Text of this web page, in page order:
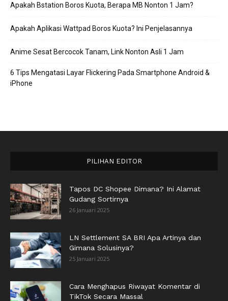
Apakah Bstation Boros Kuota, Berapa MB Nonton 1 Jam?
Apakah Aplikasi Wattpad Boros Kuota? Ini Penjelasannya
Anime Sesat Bercocok Tanam, Link Nonton Asli 1 Jam
6 Tips Mengatasi Layar Flickering Pada Smartphone Android &
iPhone
PILIHAN EDITOR
Tapos DC Shopee Dimana? Ini Alamat
Gudang Sortirnya
26 Januari 2025
LN Settlement SA BRI Apa Artinya dan
Gimana Solusinya?
25 Januari 2025
Cara Menghapus Riwayat Komentar di
TikTok Secara Massal